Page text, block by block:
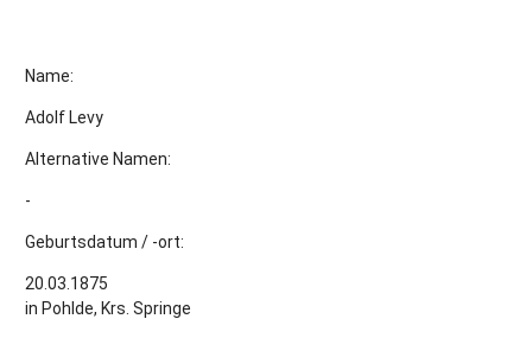
Name:
Adolf Levy
Alternative Namen:
-
Geburtsdatum / -ort:
20.03.1875
in Pohlde, Krs. Springe